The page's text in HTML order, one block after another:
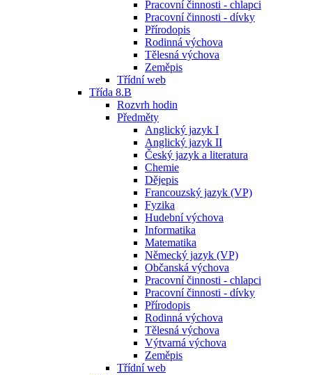
Pracovní činnosti - chlapci
Pracovní činnosti - dívky
Přírodopis
Rodinná výchova
Tělesná výchova
Zeměpis
Třídní web
Třída 8.B
Rozvrh hodin
Předměty
Anglický jazyk I
Anglický jazyk II
Český jazyk a literatura
Chemie
Dějepis
Francouzský jazyk (VP)
Fyzika
Hudební výchova
Informatika
Matematika
Německý jazyk (VP)
Občanská výchova
Pracovní činnosti - chlapci
Pracovní činnosti - dívky
Přírodopis
Rodinná výchova
Tělesná výchova
Výtvarná výchova
Zeměpis
Třídní web